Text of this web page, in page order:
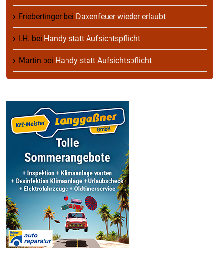
Friebertingerbei Daxenfeuer wieder erlaubt
I.H. bei Handy statt Aufsichtspflicht
Martin bei Handy statt Aufsichtspflicht